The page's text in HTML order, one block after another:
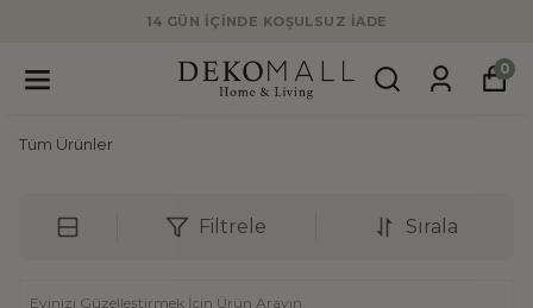
TÜM SİPARİŞLERDE KARGO ÜCRETSİZ!
0
Tüm Ürünler
Filtrele Sırala